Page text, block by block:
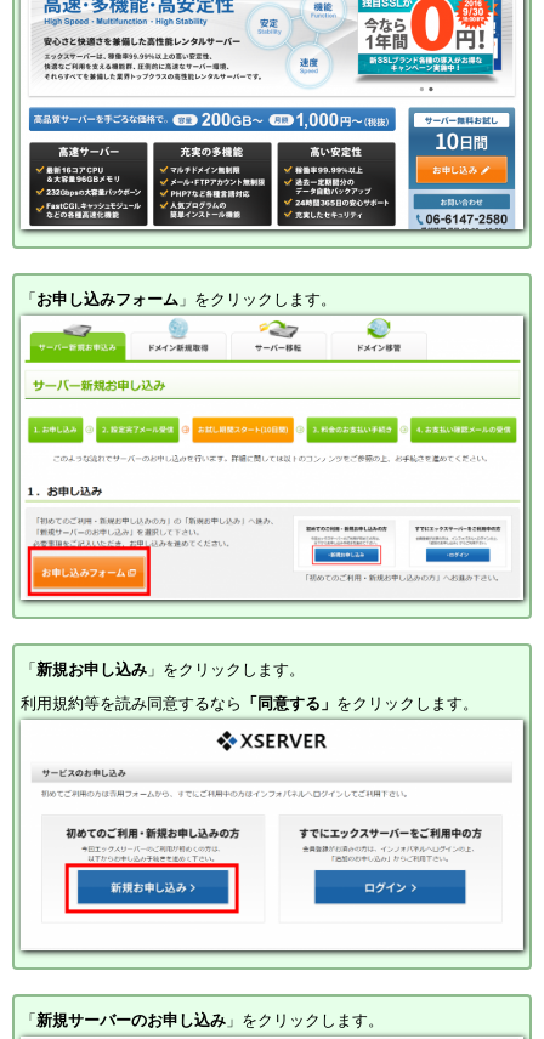
「 お申し込みフォーム 」をクリックします。
「新規お申し込み 」をクリックします。
利用規約等を読み同意するなら 「同意する」 をクリックします。
「 新規サーバーのお申し込み 」をクリックします。